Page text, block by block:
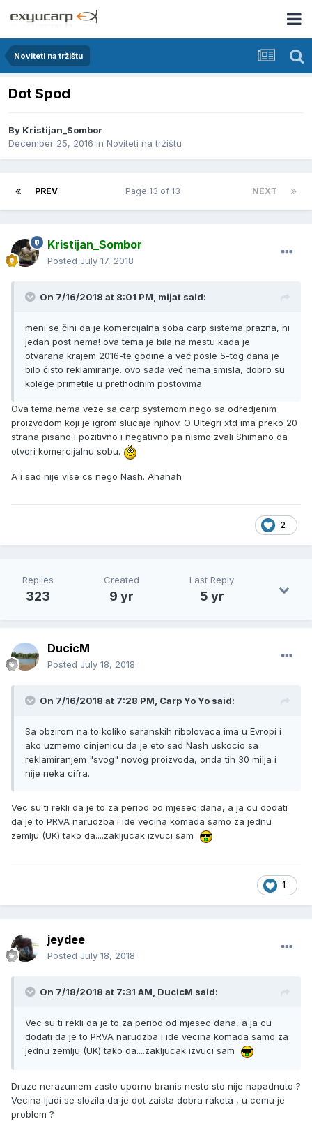
Noviteti na tržištu
Dot Spod
By Kristijan_Sombor
December 25, 2016 in Noviteti na tržištu
PREV NEXT
Page 13 of 13
Kristijan_Sombor
Posted July 17, 2018
On 7/16/2018 at 8:01 PM, mijat said:
meni se čini da je komercijalna soba carp sistema prazna, ni
jedan post nema! ova tema je bila na mestu kada je
otvarana krajem 2016-te godine a već posle 5-tog dana je
bilo čisto reklamiranje. ovo sada već nema smisla, dobro su
kolege primetile u prethodnim postovima
Ova tema nema veze sa carp systemom nego sa odredjenim
proizvodom koji je igrom slucaja njihov. O Ultegri xtd ima preko 20
strana pisano i pozitivno i negativno pa nismo zvali Shimano da
otvori komercijalnu sobu.
A i sad nije vise cs nego Nash. Ahahah
2
Replies
323
Created
9 yr
Last Reply
5 yr
DucicM
Posted July 18, 2018
On 7/16/2018 at 7:28 PM, Carp Yo Yo said:
Sa obzirom na to koliko saranskih ribolovaca ima u Evropi i
ako uzmemo cinjenicu da je eto sad Nash uskocio sa
reklamiranjem "svog" novog proizvoda, onda tih 30 milja i
nije neka cifra.
Vec su ti rekli da je to za period od mjesec dana, a ja cu dodati
da je to PRVA narudzba i ide vecina komada samo za jednu
zemlju (UK) tako da....zakljucak izvuci sam
1
jeydee
Posted July 18, 2018
On 7/18/2018 at 7:31 AM, DucicM said:
Vec su ti rekli da je to za period od mjesec dana, a ja cu
dodati da je to PRVA narudzba i ide vecina komada samo za
jednu zemlju (UK) tako da....zakljucak izvuci sam
Druze nerazumem zasto uporno branis nesto sto nije napadnuto ?
Vecina ljudi se slozila da je dot zaista dobra raketa , u cemu je
problem ?